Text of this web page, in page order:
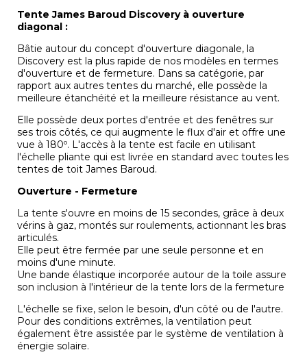
Tente James Baroud Discovery à ouverture
diagonal :
Bâtie autour du concept d'ouverture diagonale, la
Discovery est la plus rapide de nos modèles en termes
d'ouverture et de fermeture. Dans sa catégorie, par
rapport aux autres tentes du marché, elle possède la
meilleure étanchéité et la meilleure résistance au vent.
Elle possède deux portes d'entrée et des fenêtres sur
ses trois côtés, ce qui augmente le flux d'air et offre une
vue à 180º. L'accès à la tente est facile en utilisant
l'échelle pliante qui est livrée en standard avec toutes les
tentes de toit James Baroud.
Ouverture - Fermeture
La tente s'ouvre en moins de 15 secondes, grâce à deux
vérins à gaz, montés sur roulements, actionnant les bras
articulés.
Elle peut être fermée par une seule personne et en
moins d'une minute.
Une bande élastique incorporée autour de la toile assure
son inclusion à l'intérieur de la tente lors de la fermeture
L'échelle se fixe, selon le besoin, d'un côté ou de l'autre.
Pour des conditions extrêmes, la ventilation peut
également être assistée par le système de ventilation à
énergie solaire.